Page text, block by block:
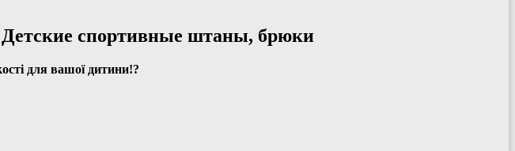
Детские спортивные штаны, брюки
для вашої дитини!?